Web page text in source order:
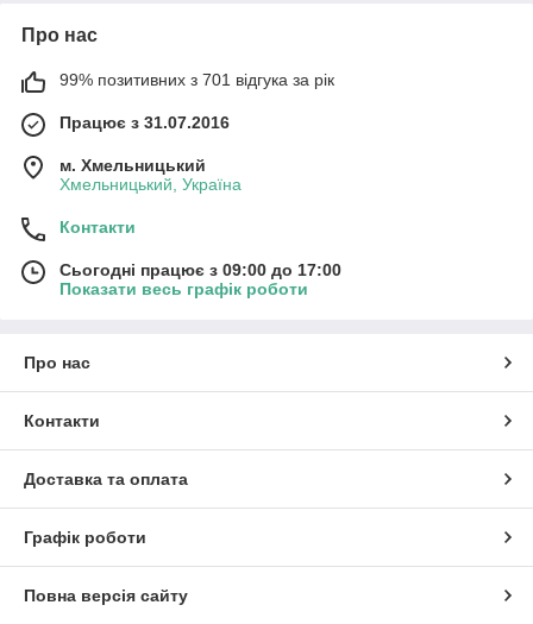
Про нас
99% позитивних з 701 відгука за рік
Працює з 31.07.2016
м. Хмельницький
Хмельницький, Україна
Контакти
Сьогодні працює з 09:00 до 17:00
Показати весь графік роботи
Про нас
Контакти
Доставка та оплата
Графік роботи
Повна версія сайту